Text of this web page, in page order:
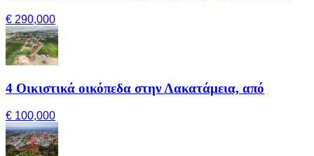
€ 290,000
4 Οικιστικά οικόπεδα στην Λακατάμεια, από
€ 100,000